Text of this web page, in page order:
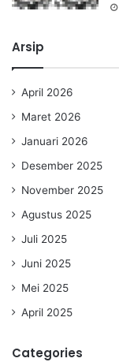
Arsip
April 2026
Maret 2026
Januari 2026
Desember 2025
November 2025
Agustus 2025
Juli 2025
Juni 2025
Mei 2025
April 2025
Categories